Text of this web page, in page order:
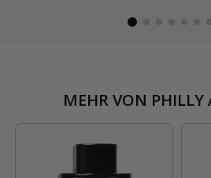
MEHR VON PHILLY